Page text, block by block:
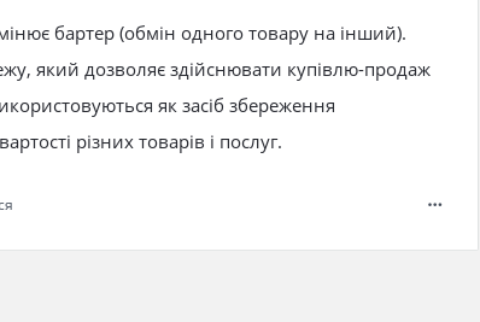
бартер (обмін одного товару на інший).
який дозволяє здійснювати купівлю-продаж
як засіб збереження
різних товарів і послуг.